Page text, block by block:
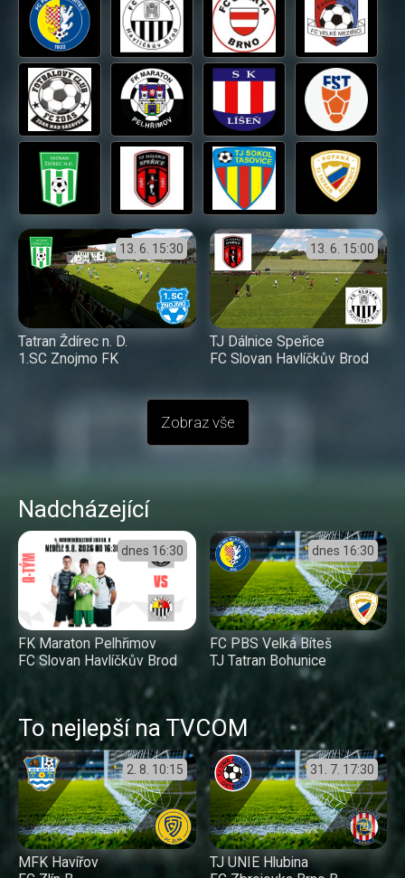
13. 6. 15:30
Tatran Ždírec n. D.
1.SC Znojmo FK
13. 6. 15:00
TJ Dálnice Speřice
FC Slovan Havlíčkův Brod
Zobraz vše
Nadcházející
dnes 16:30
FK Maraton Pelhřimov
FC Slovan Havlíčkův Brod
dnes 16:30
FC PBS Velká Bíteš
TJ Tatran Bohunice
To nejlepší na TVCOM
2. 8. 10:15
MFK Havířov
31. 7. 17:30
TJ UNIE Hlubina